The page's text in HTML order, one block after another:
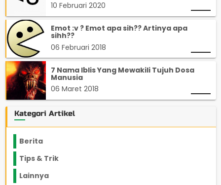
10 Februari 2020
Emot :v ? Emot apa sih?? Artinya apa
sihh??
06 Februari 2018
7 Nama Iblis Yang Mewakili Tujuh Dosa
Manusia
06 Maret 2018
Kategori Artikel
Berita
Tips & Trik
Lainnya